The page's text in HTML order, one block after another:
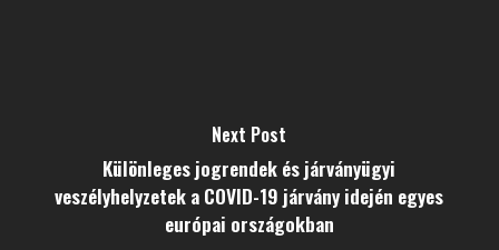
Next Post
Különleges jogrendek és járványügyi
veszélyhelyzetek a COVID-19 járvány idején egyes
európai országokban